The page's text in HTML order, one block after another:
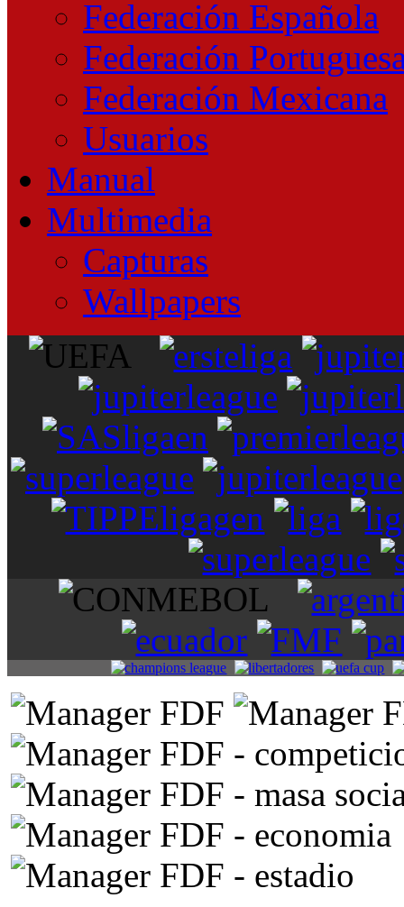
Federación Española
Federación
Federación Mexicana
Usuarios
Manual
Multimedia
Capturas
Wallpapers